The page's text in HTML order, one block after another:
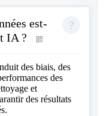
est-
IA ?
des biais, des
des
et
des résultats